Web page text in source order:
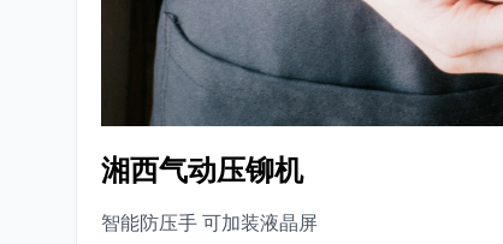
湘西气动压铆机
智能防压手 可加装液晶屏